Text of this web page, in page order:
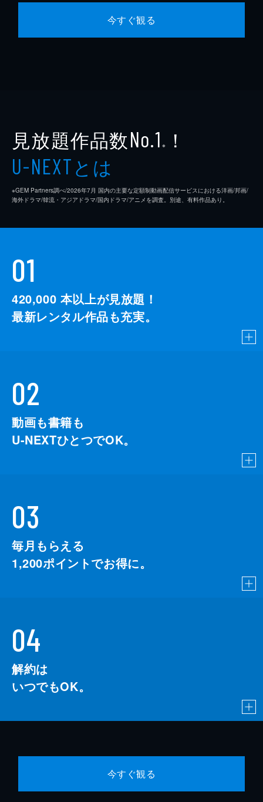
今すぐ観る
見放題作品数No.1 ※ ！
U-NEXTとは
※GEM Partners調べ/2026年7⽉ 国内の主要な定額制動画配信サービスにおける洋画/邦画/
海外ドラマ/韓流・アジアドラマ/国内ドラマ/アニメを調査。別途、有料作品あり。
01
420,000 本以上が見放題！
最新レンタル作品も充実。
02
動画も書籍も
U-NEXTひとつでOK。
03
毎月もらえる
1,200ポイントでお得に。
04
解約は
いつでもOK。
今すぐ観る